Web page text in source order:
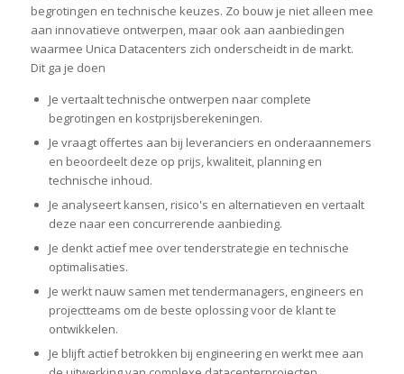
begrotingen en technische keuzes. Zo bouw je niet alleen mee
aan innovatieve ontwerpen, maar ook aan aanbiedingen
waarmee Unica Datacenters zich onderscheidt in de markt.
Dit ga je doen
Je vertaalt technische ontwerpen naar complete
begrotingen en kostprijsberekeningen.
Je vraagt offertes aan bij leveranciers en onderaannemers
en beoordeelt deze op prijs, kwaliteit, planning en
technische inhoud.
Je analyseert kansen, risico's en alternatieven en vertaalt
deze naar een concurrerende aanbieding.
Je denkt actief mee over tenderstrategie en technische
optimalisaties.
Je werkt nauw samen met tendermanagers, engineers en
projectteams om de beste oplossing voor de klant te
ontwikkelen.
Je blijft actief betrokken bij engineering en werkt mee aan